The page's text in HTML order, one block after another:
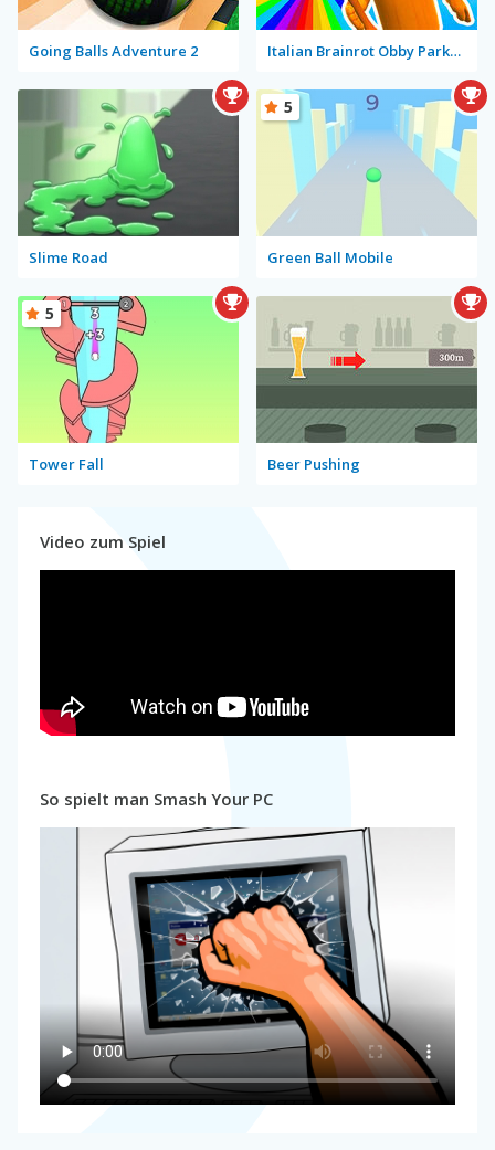
Going Balls Adventure 2 Italian Brainrot Obby Parkour
Slime Road Green Ball Mobile
5
Tower Fall
5
Beer Pushing
Video zum Spiel
So spielt man Smash Your PC